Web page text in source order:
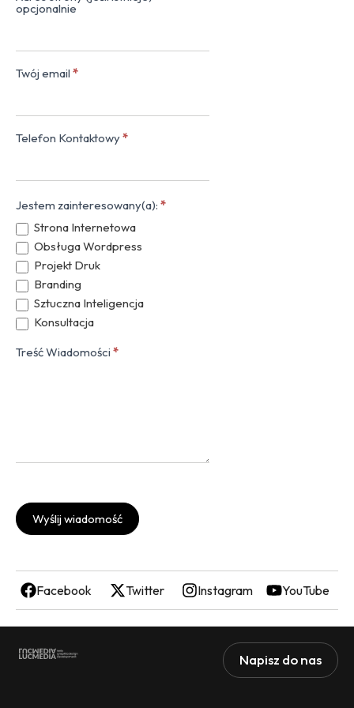
opcjonalnie
Twój email *
Telefon Kontaktowy*
Jestem zainteresowany(a): *
Strona Internetowa
Obsługa Wordpress
Projekt Druk
Branding
Sztuczna Inteligencja
Konsultacja
Treść Wiadomości *
Wyślij wiadomość
Facebook Twitter Instagram YouTube
Napisz do nas